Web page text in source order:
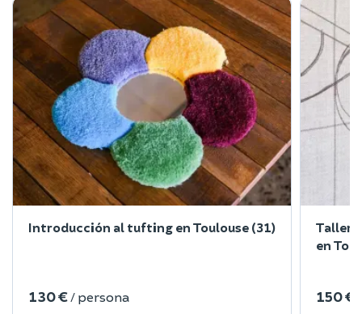
Introducción al tufting en Toulouse (31)
130 € / persona
Taller
en
150 €